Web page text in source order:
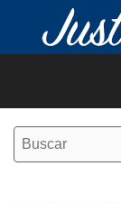
contenido